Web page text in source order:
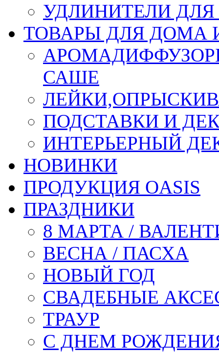
УДЛИНИТЕЛИ
ТОВАРЫ ДЛЯ ДОМА
САШЕ
ПОДСТАВКИ И
ИНТЕРЬЕРНЫЙ
НОВИНКИ
ПРОДУКЦИЯ OASIS
ПРАЗДНИКИ
8 МАРТА /
ВЕСНА / ПАСХА
НОВЫЙ ГОД
СВАДЕБНЫЕ
ТРАУР
С ДНЕМ